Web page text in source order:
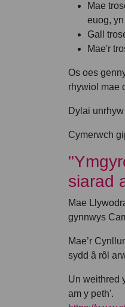
Mae
euog,
Gall
Mae'r
Os oes
rhywiol mae
Dylai
Cymerwch
siarad
Mae
gynnwys
Mae’r
sydd â rôl
Un weithred
am y peth'.